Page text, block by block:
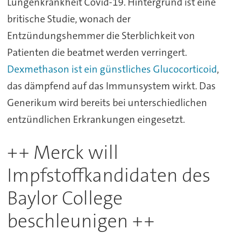
britische Studie, wonach der
Entzündungshemmer die Sterblichkeit von
Patienten die beatmet werden verringert.
Dexmethason ist ein günstliches Glucocorticoid,
das dämpfend auf das Immunsystem wirkt. Das
Generikum wird bereits bei unterschiedlichen
entzündlichen Erkrankungen eingesetzt.
++ Merck will
Impfstoffkandidaten des
Baylor College
beschleunigen ++